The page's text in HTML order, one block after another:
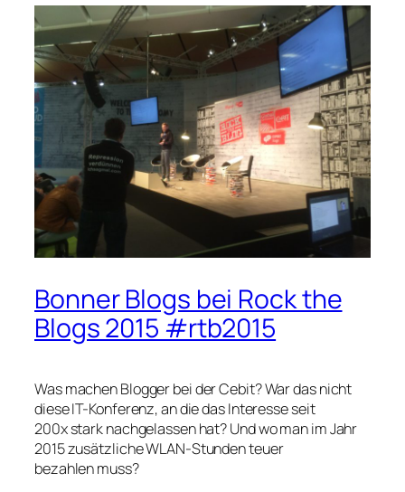
Bonner Blogs bei Rock the
Blogs 2015 #rtb2015
Was machen Blogger bei der Cebit? War das nicht
diese IT-Konferenz, an die das Interesse seit
200x stark nachgelassen hat? Und wo man im Jahr
2015 zusätzliche WLAN-Stunden teuer
bezahlen muss?